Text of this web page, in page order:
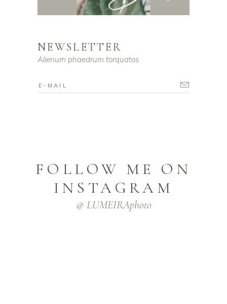
NEWSLETTER
Alienum phaedrum torquatos
FOLLOW ME ON
INSTAGRAM
@ LUMEIRAphoto